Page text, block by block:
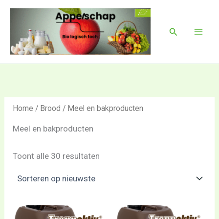
inhoud
Zoeken
Home / Brood / Meel en bakproducten
Meel en bakproducten
Toont alle 30 resultaten
op
nieuwste